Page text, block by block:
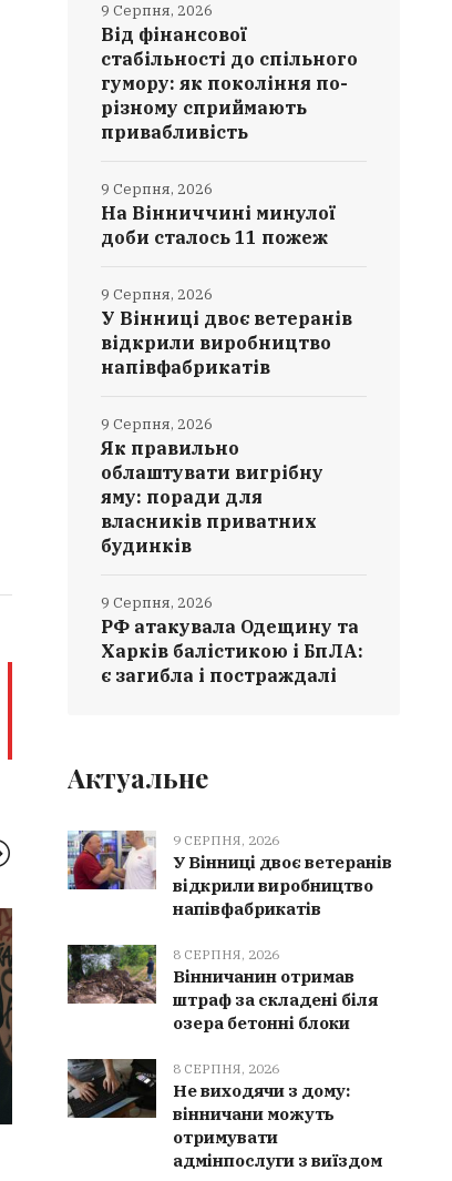
Від фінансової
стабільності до спільного
гумору: як покоління по-
різному сприймають
привабливість
9 Серпня, 2026
На Вінниччині минулої
доби сталось 11 пожеж
9 Серпня, 2026
У Вінниці двоє ветеранів
відкрили виробництво
напівфабрикатів
9 Серпня, 2026
Як правильно
облаштувати вигрібну
яму: поради для
власників приватних
будинків
9 Серпня, 2026
РФ атакувала Одещину та
Харків балістикою і БпЛА:
є загибла і постраждалі
9 Серпня, 2026
Актуальне
9 СЕРПНЯ, 2026
У Вінниці двоє ветеранів
відкрили виробництво
напівфабрикатів
8 СЕРПНЯ, 2026
Вінничанин отримав
штраф за складені біля
озера бетонні блоки
8 СЕРПНЯ, 2026
Не виходячи з дому:
вінничани можуть
отримувати
адмінпослуги з виїздом